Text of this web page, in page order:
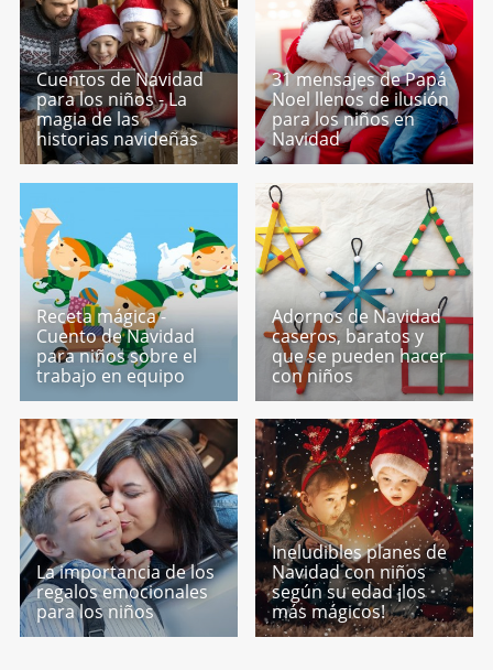
Cuentos de Navidad
para los niños - La
magia de las
historias navideñas
31 mensajes de Papá
Noel llenos de ilusión
para los niños en
Navidad
Receta mágica -
Cuento de Navidad
para niños sobre el
trabajo en equipo
Adornos de Navidad
caseros, baratos y
que se pueden hacer
con niños
La importancia de los
regalos emocionales
para los niños
Ineludibles planes de
Navidad con niños
según su edad ¡los
más mágicos!